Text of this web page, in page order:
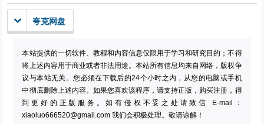
夸克网盘
本站提供的一切软件、教程和内容信息仅限用于学习和研究目的；不得
将上述内容用于商业或者非法用途。本站所有信息均来自网络，版权争
议与本站无关。您必须在下载后的24个小时之内，从您的电脑或手机
中彻底删除上述内容。如果您喜欢该程序，请支持正版，购买注册，得
到更好的正版服务。如有侵权不妥之处请致信 E-mail：
xiaoluo666520@gmail.com 我们会积极处理。敬请谅解！